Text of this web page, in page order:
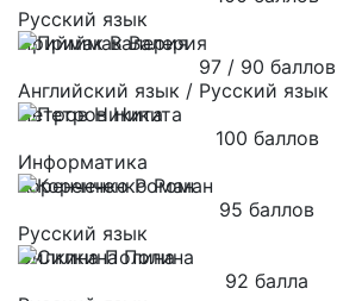
Русский язык
Приймак Валерия
97 / 90 баллов
Английский язык / Русский язык
Петров Никита
100 баллов
Информатика
Коренченко Роман
95 баллов
Русский язык
Силкина Полина
92 балла